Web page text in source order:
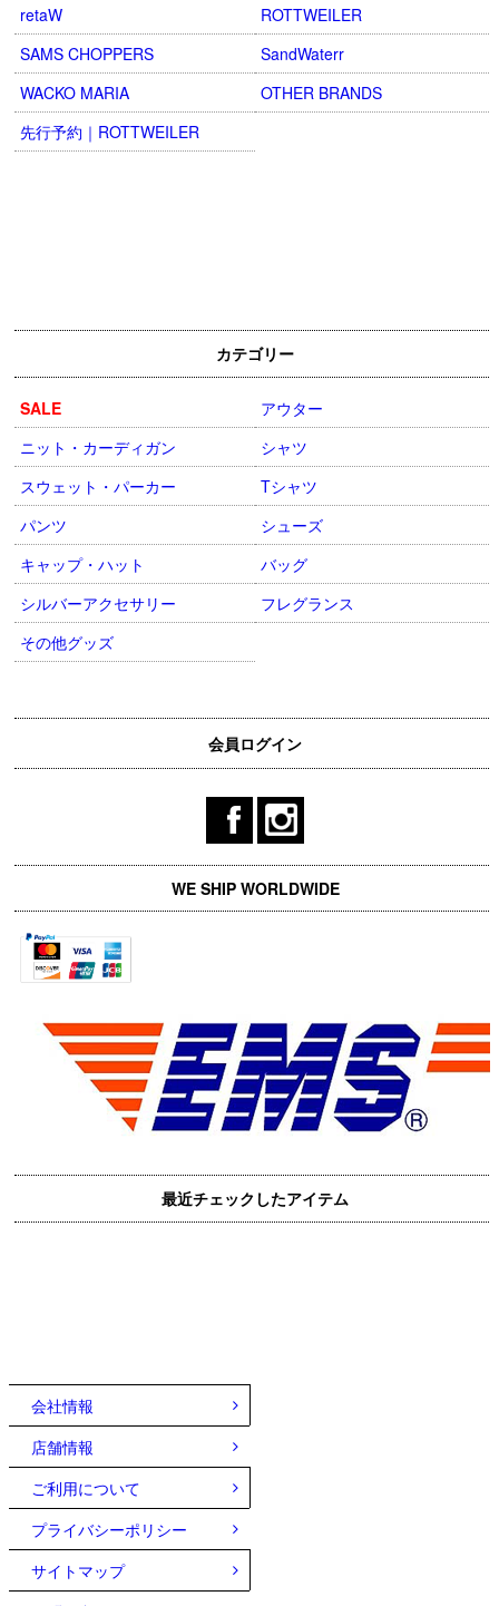
retaW
ROTTWEILER
SAMS CHOPPERS
SandWaterr
WACKO MARIA
OTHER BRANDS
先行予約｜ROTTWEILER
カテゴリー
SALE
アウター
ニット・カーディガン
シャツ
スウェット・パーカー
Tシャツ
パンツ
シューズ
キャップ・ハット
バッグ
シルバーアクセサリー
フレグランス
その他グッズ
会員ログイン
WE SHIP WORLDWIDE
最近チェックしたアイテム
会社情報
店舗情報
ご利用について
プライバシーポリシー
サイトマップ